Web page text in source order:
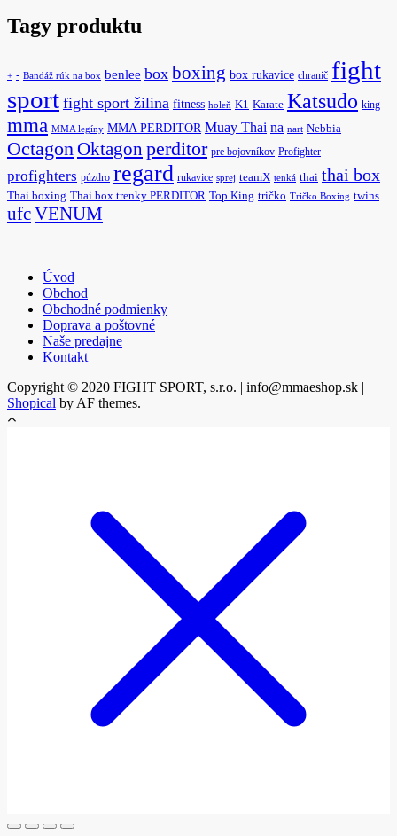
Tagy produktu
+ - Bandáž rúk na box benlee box boxing box rukavice chranič fight
sport fight sport žilina fitness holeň K1 Karate Katsudo king
mma MMA legíny MMA PERDITOR Muay Thai na nart Nebbia
Octagon Oktagon perditor pre bojovníkov Profighter
profighters púzdro regard rukavice sprej teamX tenká thai thai box
Thai boxing Thai box trenky PERDITOR Top King tričko Tričko Boxing twins
ufcVENUM
Úvod
Obchod
Obchodné podmienky
Doprava a poštovné
Naše predajne
Kontakt
Copyright © 2020 FIGHT SPORT, s.r.o. | info@mmaeshop.sk |
Shopical by AF themes.